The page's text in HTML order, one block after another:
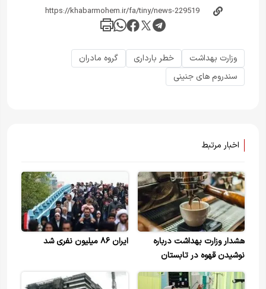
وزارت بهداشت خطر بارداری
گروه مادران
سندروم های جنینی
اخبار مرتبط
هشدار‌ وزارت بهداشت درباره
نوشیدن قهوه در تابستان
ایران ۸۶ میلیون نفری شد